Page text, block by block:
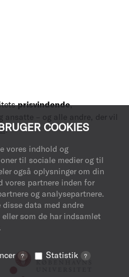
COOKIES
vores indhold og
til sociale medier og til
også oplysninger om din
vores partnere inden for
og analysepartnere.
data med andre
som de har indsamlet
? Statistik ?
prisvindende,
– og alle andre, der vil
.